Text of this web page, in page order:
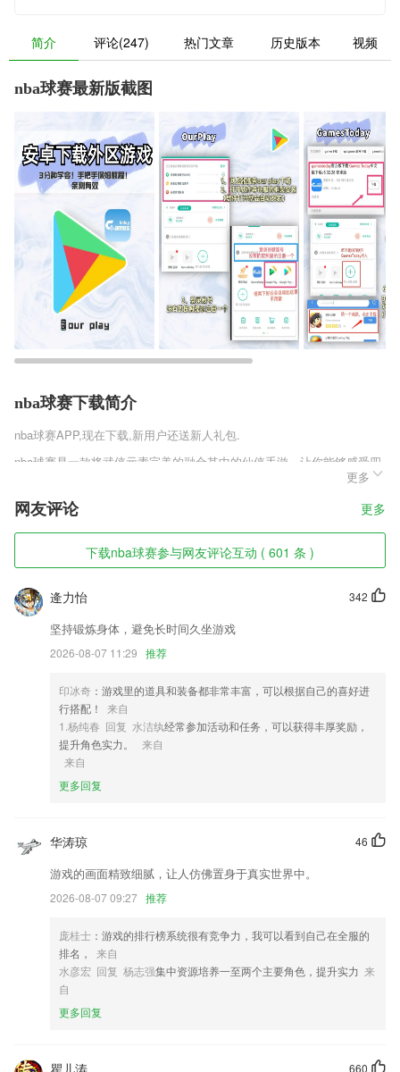
简介 评论(247) 热门文章 历史版本 视频
nba球赛最新版截图
nba球赛下载简介
nba球赛APP,现在下载,新用户还送新人礼包.
nba球赛是一款将武侠元素完美的融合其中的仙侠手游，让你能够感受四
海八荒的唯美，也能够感受到刀光剑影的江湖，在这个动荡不安的武林
中，心中有着远大抱负的你却资质平平，需要通过不断的磨练才能实现你
的理想。
nba球赛软件特色
1,使用上全程一键操作，无需懂任何PS美图技能，3秒内即可完成上色
2,快速建立群组、讨论组，支持文字、语音、图片等多种消息内容；
3,这里有海量优质的3D内容。用户可以自由选择学习内容和时间来提升
专业能力，能满足不同用户的成长需求。以生动的语音动画结合3D沉浸
式的体验，打造未来元宇宙的学习成长场景。
4,有效进行部门目标业绩管理、商机覆盖率、人均生产力、考核，预算
5,超多课程任你选择，适用于小学和初中不同年龄段的学生，非常的方
6,客户报备带看快捷处理；
nba球赛软件优势
2.客观题自动批改、主观题画笔涂抹批改
3.服务平台预设大量高品质、专业化的音乐教育资源，妙用信息化管理智
能名片缓解备课教案工作压力与讲课难度系数，转型传统式教学方法。
熟门熟路的小能手
5.可以查看到诸多的要闻、政策、热点等信息
6.小学数学三年级app一年级数学下册人教版三年级英语下册人教版软件
二年级数学上册人教版app六年级数学下册人教版app五年级英语上册人
级上册语文帮软件小学数学四年级app六年级上册英语帮app
更多
网友评论 更多
下载nba球赛参与网友评论互动 ( 601 条 )
342
逄力怡
坚持锻炼身体，避免长时间久坐游戏
2026-08-07 11:29 推荐
印冰奇 ：游戏里的道具和装备都非常丰富，可以根据自己的喜好进
行搭配！
来自
1.杨纯春 回复 水洁纨经常参加活动和任务，可以获得丰厚奖励，
提升角色实力。
来自
来自
更多回复
46
华涛琼
游戏的画面精致细腻，让人仿佛置身于真实世界中。
2026-08-07 09:27 推荐
庞桂士 ：游戏的排行榜系统很有竞争力，我可以看到自己在全服的
排名，
来自
水彦宏 回复 杨志强集中资源培养一至两个主要角色，提升实力 来
自
更多回复
660
瞿儿涛